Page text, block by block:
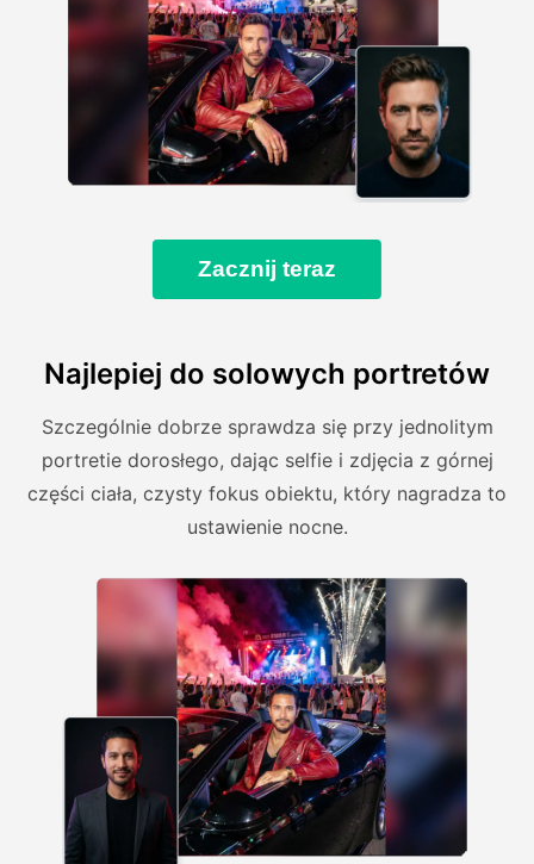
Zacznij teraz
Najlepiej do solowych portretów
Szczególnie dobrze sprawdza się przy jednolitym
portretie dorosłego, dając selfie i zdjęcia z górnej
części ciała, czysty fokus obiektu, który nagradza to
ustawienie nocne.